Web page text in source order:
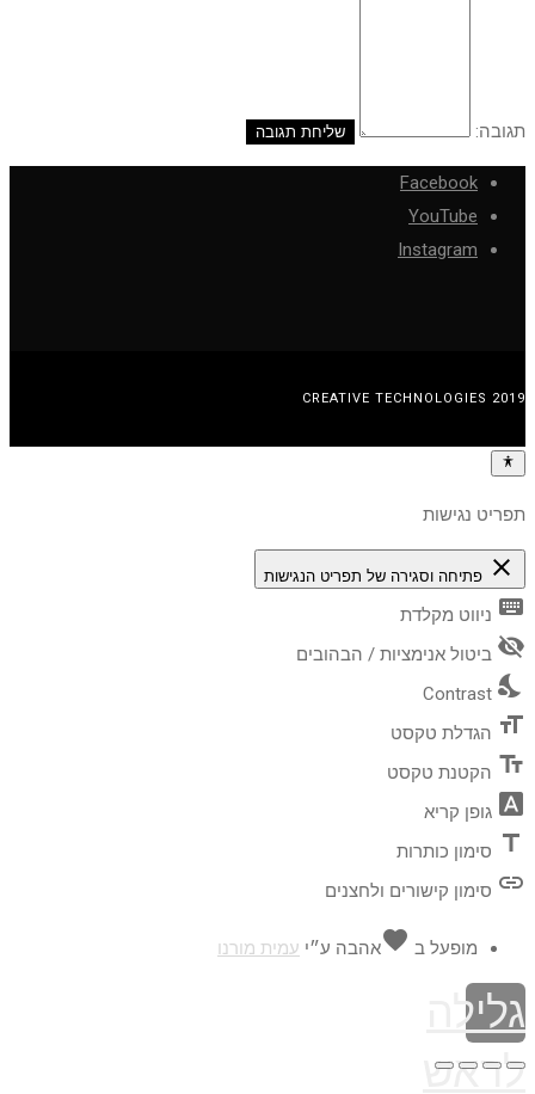
תגובה:
Facebook
YouTube
Instagram
CREATIVE TECHNOLOGIES 2019
תפריט נגישות
close פתיחה וסגירה של תפריט הנגישות
keyboard ניווט מקלדת
visibility_off ביטול אנימציות / הבהובים
nights_stay
Contrast
format_size הגדלת טקסט
text_fields הקטנת טקסט
font_download גופן קריא
title סימון כותרות
link סימון קישורים ולחצנים
מופעל ב favoriteאהבה ע״י עמית מורנו
גלילה
לראש